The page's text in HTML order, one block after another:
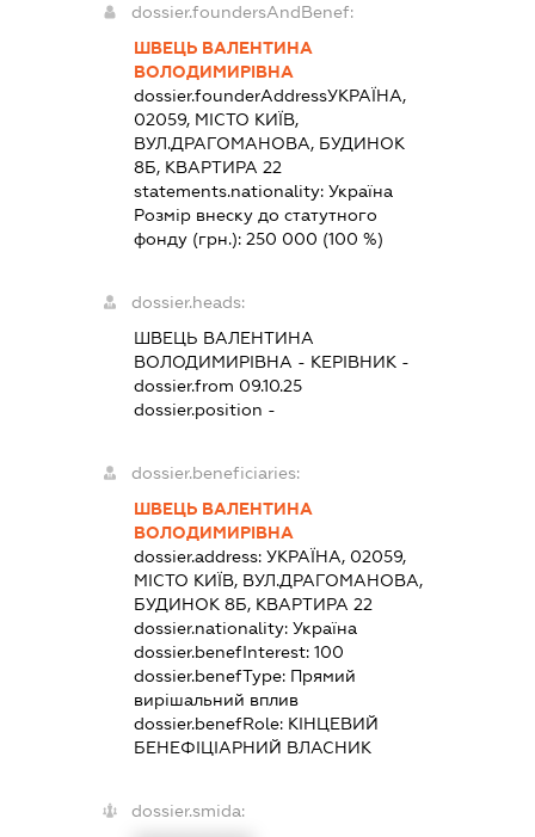
dossier.foundersAndBenef:
ШВЕЦЬ ВАЛЕНТИНА
ВОЛОДИМИРІВНА
dossier.founderAddressУКРАЇНА,
02059, МІСТО КИЇВ,
ВУЛ.ДРАГОМАНОВА, БУДИНОК
8Б, КВАРТИРА 22
statements.nationality: Україна
Розмір внеску до статутного
фонду (грн.): 250 000 (100 %)
dossier.heads:
ШВЕЦЬ ВАЛЕНТИНА
ВОЛОДИМИРІВНА - КЕРІВНИК -
dossier.from 09.10.25
dossier.position -
dossier.beneficiaries:
ШВЕЦЬ ВАЛЕНТИНА
ВОЛОДИМИРІВНА
dossier.address: УКРАЇНА, 02059,
МІСТО КИЇВ, ВУЛ.ДРАГОМАНОВА,
БУДИНОК 8Б, КВАРТИРА 22
dossier.nationality: Україна
dossier.benefInterest: 100
dossier.benefType: Прямий
вирішальний вплив
dossier.benefRole: КІНЦЕВИЙ
БЕНЕФІЦІАРНИЙ ВЛАСНИК
dossier.smida: